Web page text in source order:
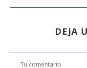
DEJA